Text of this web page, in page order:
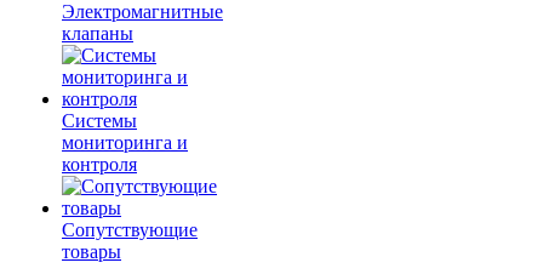
Электромагнитные
клапаны
Системы
мониторинга и
контроля
Сопутствующие
товары